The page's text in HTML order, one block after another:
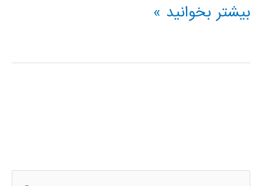
فیلم
فارسی
بیشتر بخوانید »